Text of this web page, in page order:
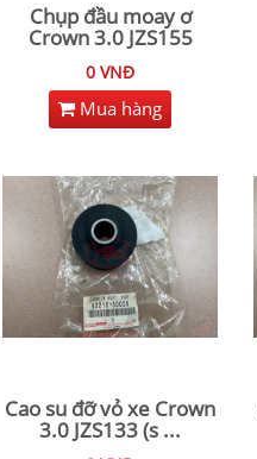
Chụp đầu moay ơ
Crown 3.0 JZS155
0 VNĐ
Mua hàng
Cao su đỡ vỏ xe Crown
3.0 JZS133 (s ...